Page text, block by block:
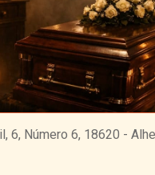
6, Número 6, 18620 -